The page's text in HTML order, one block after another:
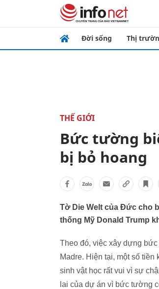
Đời sống Thị
THẾ GIỚI
Bức tường
bị bỏ hoang
Tờ Die Welt của Đức cho
thống Mỹ Donald Trump
Theo đó, việc xây dựng
Madre. Hiện tại, một số
sinh vật học rất vui vì sự
lai của dự án vì bức tường